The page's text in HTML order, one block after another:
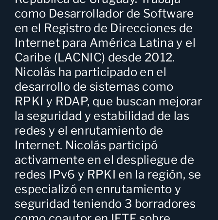
como Desarrollador de Software
en el Registro de Direcciones de
Internet para América Latina y el
Caribe (LACNIC) desde 2012.
Nicolás ha participado en el
desarrollo de sistemas como
RPKI y RDAP, que buscan mejorar
la seguridad y estabilidad de las
redes y el enrutamiento de
Internet. Nicolás participó
activamente en el despliegue de
redes IPv6 y RPKI en la región, se
especializó en enrutamiento y
seguridad teniendo 3 borradores